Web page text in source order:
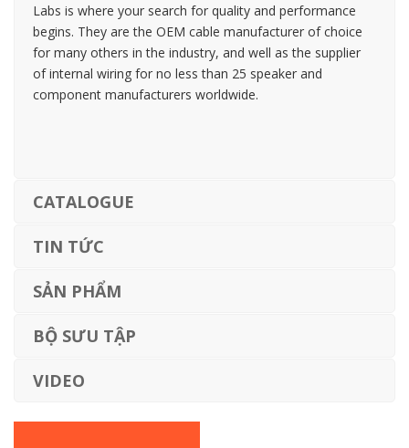
Labs is where your search for quality and performance
begins. They are the OEM cable manufacturer of choice
for many others in the industry, and well as the supplier
of internal wiring for no less than 25 speaker and
component manufacturers worldwide.
CATALOGUE
TIN TỨC
SẢN PHẨM
BỘ SƯU TẬP
VIDEO